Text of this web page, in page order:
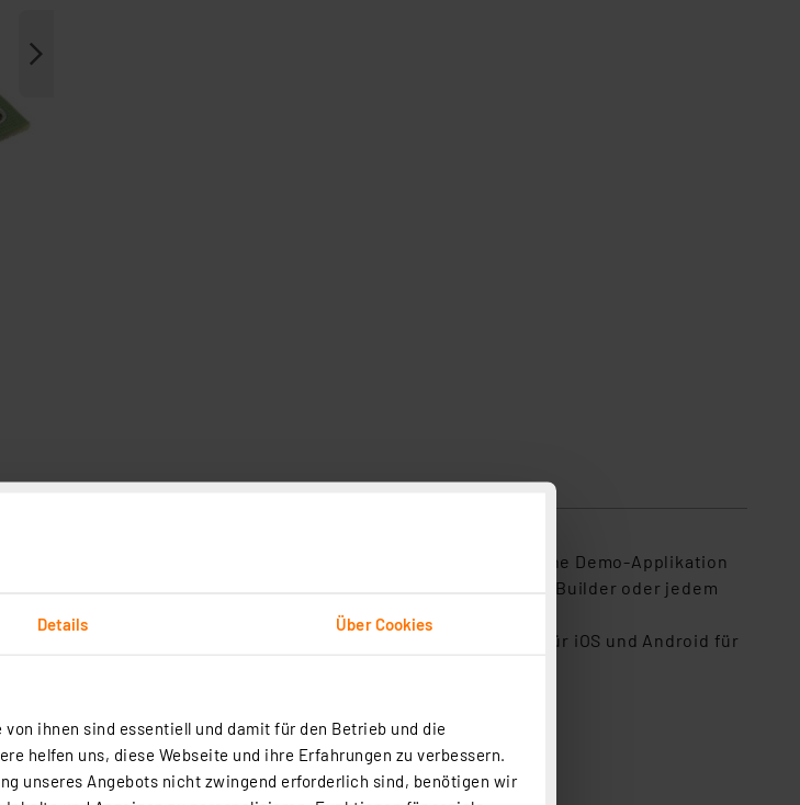
Details Über Cookies
ihnen sind essentiell und damit für den Betrieb und die
helfen uns, diese Webseite und ihre Erfahrungen zu verbessern.
unseres Angebots nicht zwingend erforderlich sind, benötigen wir
mitgelieferte DLL sichert die Anbindung an MS Windows, eine Demo-Applikation
(XP oder höher) schreiben in Delphi, Visual Basic, C++ Builder oder jedem
C++ Builder werden mitgeliefert. Zusätzlich sind Demo-Apps für iOS und Android für
auf der Platine)
100 mA/40 V (LED-Anzeige auf der Platine)